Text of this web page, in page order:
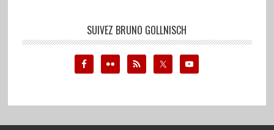
SUIVEZ BRUNO GOLLNISCH